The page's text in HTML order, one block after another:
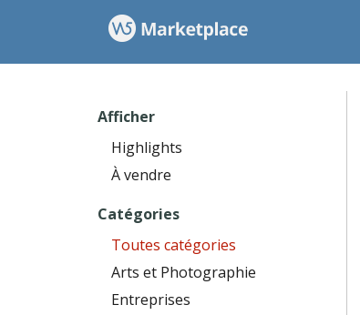
Afficher
Highlights
À vendre
Catégories
Toutes catégories
Arts et Photographie
Entreprises